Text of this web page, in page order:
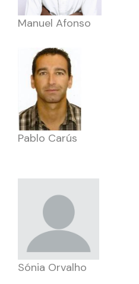
Manuel Afonso
Pablo Carús
Sónia Orvalho